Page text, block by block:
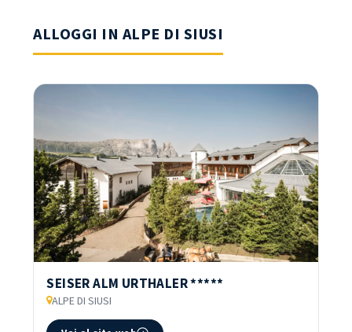
ALLOGGI IN ALPE DI SIUSI
SEISER ALM URTHALER *****
ALPE DI SIUSI